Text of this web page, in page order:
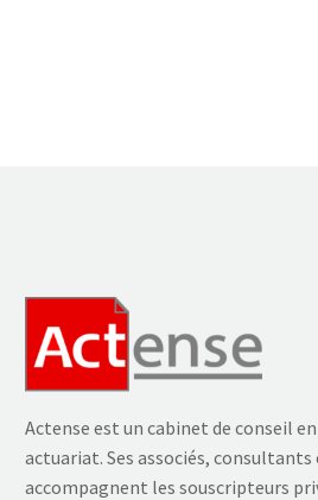
Actense est un cabinet de conseil
actuariat. Ses associés,
accompagnent les souscripteurs